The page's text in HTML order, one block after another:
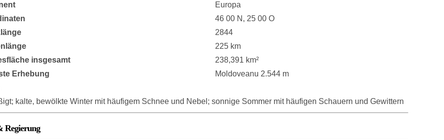
Europa
46 00 N, 25 00 O
2844
225 km
insgesamt
238,391 km²
Erhebung
Moldoveanu 2.544 m
kalte, bewölkte Winter mit häufigem Schnee und Nebel; sonnige Sommer mit häufigen Schauern und Gewittern
Regierung